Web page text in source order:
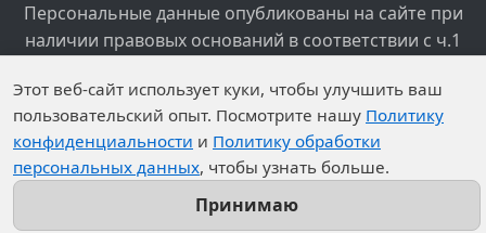
Персональные данные опубликованы на сайте при
наличии правовых оснований в соответствии с ч.1
запреты на обработку неограниченных кругом лиц
опубликованных персональных данных.
Этот веб-сайт использует куки, чтобы улучшить ваш
пользовательский опыт. Посмотрите нашу Политику
конфиденциальности и Политику обработки
персональных данных, чтобы узнать больше.
Принимаю